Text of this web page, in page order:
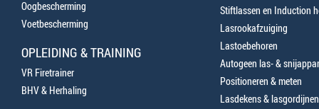
Oogbescherming
Voetbescherming
OPLEIDING & TRAINING
VR Firetrainer
BHV & Herhaling
Stiftlassen en Induction
Lasrookafzuiging
Lastoebehoren
Autogeen las- &
Positioneren & meten
Lasdekens & lasgordijnen